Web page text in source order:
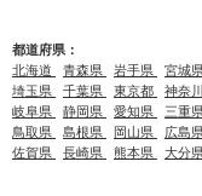
都道府県：
北海道
青森県 岩手県 宮城
埼玉県
千葉県 東京都 神奈
岐阜県
静岡県 愛知県 三重
鳥取県
島根県 岡山県 広島
佐賀県
長崎県 熊本県 大分